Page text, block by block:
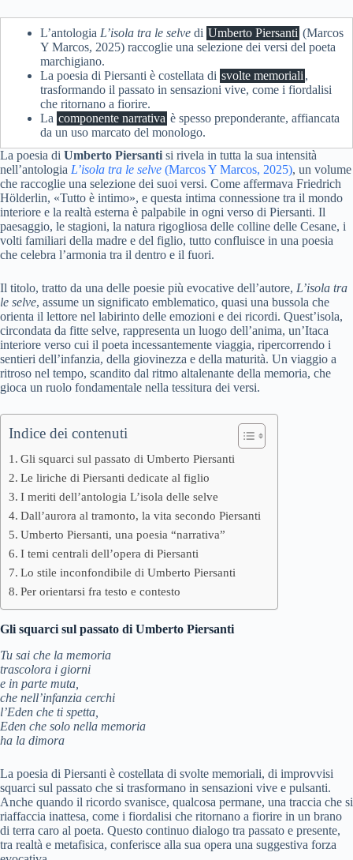
L’antologia L’isola tra le selve di Umberto Piersanti (Marcos
Y Marcos, 2025) raccoglie una selezione dei versi del poeta
marchigiano.
La poesia di Piersanti è costellata di svolte memoriali ,
trasformando il passato in sensazioni vive, come i fiordalisi
che ritornano a fiorire.
La componente narrativa è spesso preponderante, affiancata
da un uso marcato del monologo.
La poesia di Umberto Piersanti si rivela in tutta la sua intensità
nell’antologia L’isola tra le selve (Marcos Y Marcos, 2025), un volume
che raccoglie una selezione dei suoi versi. Come affermava Friedrich
Hölderlin, «Tutto è intimo», e questa intima connessione tra il mondo
interiore e la realtà esterna è palpabile in ogni verso di Piersanti. Il
paesaggio, le stagioni, la natura rigogliosa delle colline delle Cesane, i
volti familiari della madre e del figlio, tutto confluisce in una poesia
che celebra l’armonia tra il dentro e il fuori.
Il titolo, tratto da una delle poesie più evocative dell’autore, L’isola tra
le selve, assume un significato emblematico, quasi una bussola che
orienta il lettore nel labirinto delle emozioni e dei ricordi. Quest’isola,
circondata da fitte selve, rappresenta un luogo dell’anima, un’Itaca
interiore verso cui il poeta incessantemente viaggia, ripercorrendo i
sentieri dell’infanzia, della giovinezza e della maturità. Un viaggio a
ritroso nel tempo, scandito dal ritmo altalenante della memoria, che
gioca un ruolo fondamentale nella tessitura dei versi.
Indice dei contenuti
Gli squarci sul passato di Umberto Piersanti
Le liriche di Piersanti dedicate al figlio
I meriti dell’antologia L’isola delle selve
Dall’aurora al tramonto, la vita secondo Piersanti
Umberto Piersanti, una poesia “narrativa”
I temi centrali dell’opera di Piersanti
Lo stile inconfondibile di Umberto Piersanti
Per orientarsi fra testo e contesto
Gli squarci sul passato di Umberto Piersanti
Tu sai che la memoria
trascolora i giorni
e in parte muta,
che nell’infanzia cerchi
l’Eden che ti spetta,
Eden che solo nella memoria
ha la dimora
La poesia di Piersanti è costellata di svolte memoriali, di improvvisi
squarci sul passato che si trasformano in sensazioni vive e pulsanti.
Anche quando il ricordo svanisce, qualcosa permane, una traccia che si
riaffaccia inattesa, come i fiordalisi che ritornano a fiorire in un brano
di terra caro al poeta. Questo continuo dialogo tra passato e presente,
tra realtà e metafisica, conferisce alla sua opera una suggestiva forza